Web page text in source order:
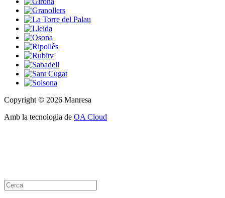
Copyright © 2026 Manresa
Amb la tecnologia de OA Cloud